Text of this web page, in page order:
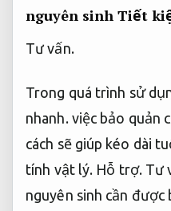
nguyên sinh Tiết
Tư vấn.
Trong quá trình sử
nhanh. việc bảo quản
cách sẽ giúp kéo dài
tính vật lý. Hỗ trợ. Tư
nguyên sinh cần